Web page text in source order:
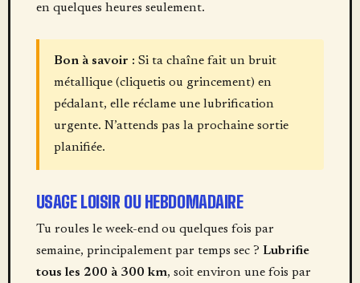
en quelques heures seulement.
Bon à savoir : Si ta chaîne fait un bruit
métallique (cliquetis ou grincement) en
pédalant, elle réclame une lubrification
urgente. N’attends pas la prochaine sortie
planifiée.
USAGE LOISIR OU HEBDOMADAIRE
Tu roules le week-end ou quelques fois par
semaine, principalement par temps sec ? Lubrifie
tous les 200 à 300 km, soit environ une fois par